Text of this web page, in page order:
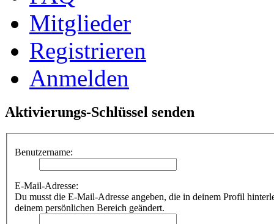
Mitglieder
Registrieren
Anmelden
Aktivierungs-Schlüssel senden
Benutzername:
E-Mail-Adresse:
Du musst die E-Mail-Adresse angeben, die in deinem Profil
deinem persönlichen Bereich geändert.